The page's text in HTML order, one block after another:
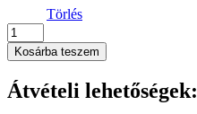
Törlés
Premier
-
MEN’S
LINED
POLYESTER
Kosárba teszem
Átvételi lehetőségek: